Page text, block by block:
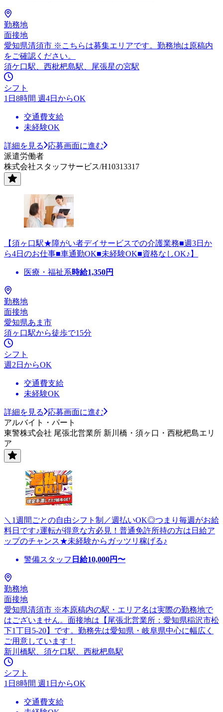
勤務地
面接地
愛知県清須市 ※こちらは募集エリアです。勤務地は原稿内
をご確認ください。
須ケ口駅、西枇杷島駅、尾張星の宮駅
シフト
1日8時間 週4日からOK
交通費支給
未経験OK
詳細を見る
応募画面に進む
派遣労働者
株式会社スタッフサービス/H10313317
【須ヶ口駅★障がい者デイサービスでの介護業務■週3日か
ら4日のお仕事■車通勤OK■未経験OK■資格なしOK♪】
医療・福祉系時給1,350円
勤務地
面接地
愛知県あま市
須ヶ口駅から徒歩で15分
シフト
週2日からOK
交通費支給
未経験OK
詳細を見る
応募画面に進む
アルバイト・パート
東警株式会社 尾張北営業所 新川橋・須ヶ口・西枇杷島エリ
ア
＼1週間ごとの自由シフト制／週払いOK◎つまり毎週がお給
料日です♪運転が得意な方必見！普通免許所持の方は日給ア
ップのチャンス★未経験からガッツリ稼げる♪
警備スタッフ 日給10,000円〜
勤務地
面接地
愛知県清須市 ※本原稿内の駅・エリア名は実際の勤務地で
はございません。面接地は【尾張北営業所：愛知県稲沢市松
下1丁目5-20】です。勤務先は愛知県・岐阜県中心に幅広く
ご用意しています！
新川橋駅、須ケ口駅、西枇杷島駅
シフト
1日8時間 週1日からOK
交通費支給